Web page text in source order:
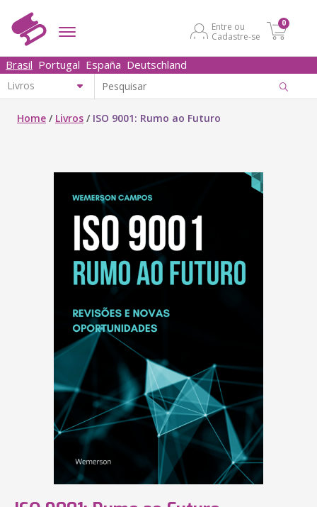
Entre ou
Cadastre-se
0
Brasil Portugal España Deutschland
Home / Livros / ISO 9001: Rumo ao Futuro